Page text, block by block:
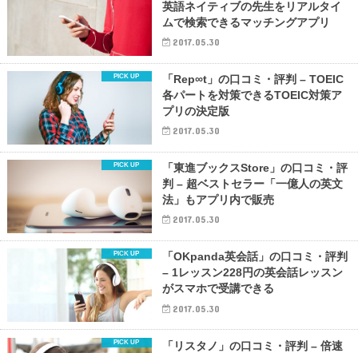
英語ネイティブの先生をリアルタイ
ムで検索できるマッチングアプリ
2017.05.30
「Rep∞t」の口コミ・評判 – TOEIC
各パートを対策できるTOEIC対策ア
プリの決定版
2017.05.30
「東進ブックスStore」の口コミ・評
判 – 超ベストセラー「一億人の英文
法」もアプリ内で販売
2017.05.30
「OKpanda英会話」の口コミ・評判
– 1レッスン228円の英会話レッスン
がスマホで受講できる
2017.05.30
「リスタノ」の口コミ・評判 – 倍速